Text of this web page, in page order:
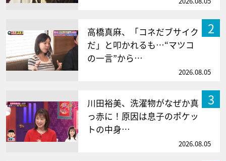
2
高橋真麻、「コネだブサイク
だ」と叩かれるも…“マツコ
の一言”から…
2026.08.05
3
川田裕美、洗濯物がなぜか真
っ赤に！原因は息子のポケッ
トの中身…
2026.08.05